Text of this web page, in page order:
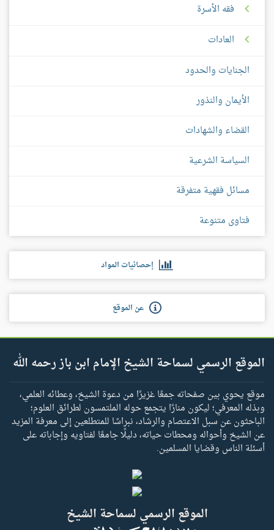
فقه الأسرة
العادات
الجنايات والحدود
الأيمان والنذور
القضاء والشهادات
السياسة الشرعية
مسائل فقهية متفرقة
فتاوى متنوعة
إحصائيات المواد
عن الموقع
الموقع الرسمي لسماحة الشيخ الإمام ابن باز رحمه الله
موقع يحوي بين صفحاته جمعًا غزيرًا من دعوة الشيخ، وعطائه العلمي،
وبذله المعرفي؛ ليكون منارًا يتجمع حوله الملتمسون لطرائق العلوم؛
الباحثون عن سبل الاعتصام والرشاد، نبراسًا للمتطلعين إلى معرفة المزيد
عن الشيخ وأحواله ومحطات حياته، دليلًا جامعًا لفتاويه وإجاباته على
أسئلة الناس وقضايا المسلمين.
الموقع الرسمي لسماحة الشيخ